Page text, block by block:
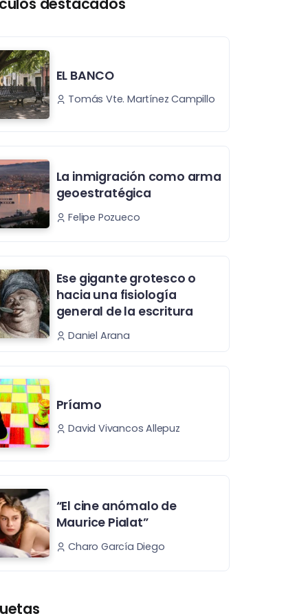
EL BANCO
Tomás Vte. Martínez Campillo
La inmigración como arma
geoestratégica
Felipe Pozueco
Ese gigante grotesco o
hacia una fisiología
general de la escritura
Daniel Arana
Príamo
David Vivancos Allepuz
“El cine anómalo de
Maurice Pialat”
Charo García Diego